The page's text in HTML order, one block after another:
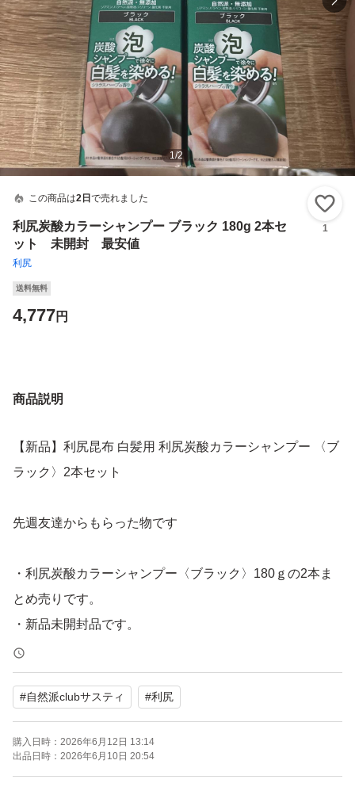
1/2
この商品は2日 で売れました
利尻炭酸カラーシャンプー ブラック 180g 2本セ
ット 未開封 最安値
利尻
1
送料無料
4,777円
商品説明
【新品】利尻昆布 白髪用 利尻炭酸カラーシャンプー 〈ブ
ラック〉2本セット
先週友達からもらった物です
・利尻炭酸カラーシャンプー〈ブラック〉180ｇの2本ま
とめ売りです。
・新品未開封品です。
・定価: 1本3,850円
日本初「洗う」+「染める」そして頭皮潤い成分を配合し
た約300mの濃密な泡が特徴の[白髪用] 利尻炭酸カラーシ
ャンプー。いつものシャンプーを「利尻炭酸カラーシャン
プー」に替えるだけで、気になる根元の白髪までムラなく
#自然派clubサスティ #利尻
購入日時： 2026年6月12日 13:14
出品日時： 2026年6月10日 20:54